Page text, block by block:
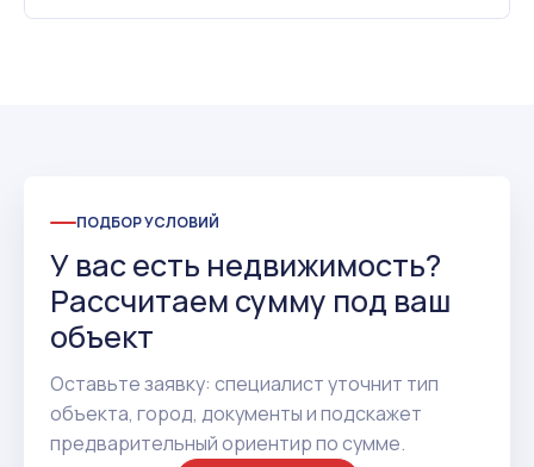
ПОДБОР УСЛОВИЙ
У вас есть недвижимость?
Рассчитаем сумму под ваш
объект
Оставьте заявку: специалист уточнит тип
объекта, город, документы и подскажет
предварительный ориентир по сумме.